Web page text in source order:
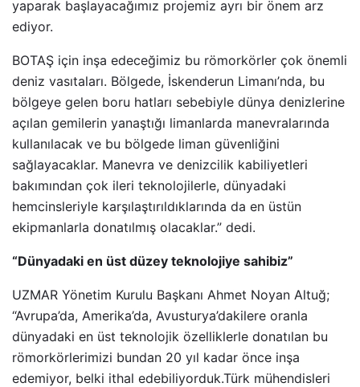
yaparak başlayacağımız projemiz ayrı bir önem arz
ediyor.
BOTAŞ için inşa edeceğimiz bu römorkörler çok önemli
deniz vasıtaları. Bölgede, İskenderun Limanı’nda, bu
bölgeye gelen boru hatları sebebiyle dünya denizlerine
açılan gemilerin yanaştığı limanlarda manevralarında
kullanılacak ve bu bölgede liman güvenliğini
sağlayacaklar. Manevra ve denizcilik kabiliyetleri
bakımından çok ileri teknolojilerle, dünyadaki
hemcinsleriyle karşılaştırıldıklarında da en üstün
ekipmanlarla donatılmış olacaklar.” dedi.
“Dünyadaki en üst düzey teknolojiye sahibiz”
UZMAR Yönetim Kurulu Başkanı Ahmet Noyan Altuğ;
“Avrupa’da, Amerika’da, Avusturya’dakilere oranla
dünyadaki en üst teknolojik özelliklerle donatılan bu
römorkörlerimizi bundan 20 yıl kadar önce inşa
edemiyor, belki ithal edebiliyorduk.Türk mühendisleri